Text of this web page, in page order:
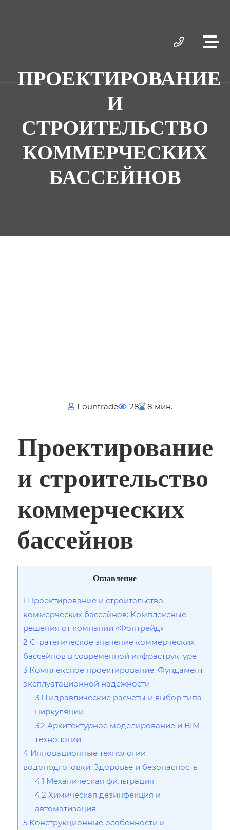
ПРОЕКТИРОВАНИЕ
И
СТРОИТЕЛЬСТВО
КОММЕРЧЕСКИХ
БАССЕЙНОВ
Fоuntrade 28 8 мин.
Проектирование
и строительство
коммерческих
бассейнов
Оглавление
1 Проектирование и строительство
коммерческих бассейнов: Комплексные
решения от компании «Фонтрейд»
2 Стратегическое значение коммерческих
бассейнов в современной инфраструктуре
3 Комплексное проектирование: Фундамент
эксплуатационной надежности
3.1 Гидравлические расчеты и выбор типа
циркуляции
3.2 Архитектурное моделирование и BIM-
технологии
4 Инновационные технологии
водоподготовки: Здоровье и безопасность
4.1 Механическая фильтрация
4.2 Химическая дезинфекция и
автоматизация
5 Конструкционные особенности и